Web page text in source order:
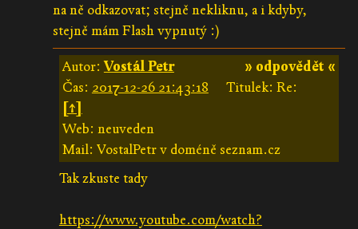
na ně odkazovat; stejně nekliknu, a i kdyby,
stejně mám Flash vypnutý :)
» odpovědět «
Autor:Vostál Petr
Čas: 2017-12-26 21:43:18
Titulek: Re:
[↑]
Web: neuveden
Mail: VostalPetr v doméně seznam.cz
Tak zkuste tady
https://www.youtube.com/watch?